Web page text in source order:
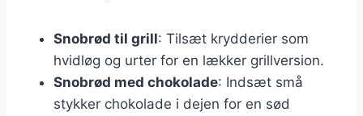
Snobrød til grill: Tilsæt krydderier som
hvidløg og urter for en lækker grillversion.
Snobrød med chokolade: Indsæt små
stykker chokolade i dejen for en sød